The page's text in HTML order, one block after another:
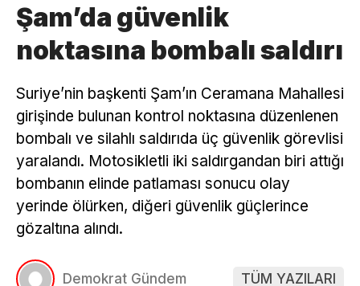
Şam’da güvenlik
noktasına bombalı saldırı
Suriye’nin başkenti Şam’ın Ceramana Mahallesi
girişinde bulunan kontrol noktasına düzenlenen
bombalı ve silahlı saldırıda üç güvenlik görevlisi
yaralandı. Motosikletli iki saldırgandan biri attığı
bombanın elinde patlaması sonucu olay
yerinde ölürken, diğeri güvenlik güçlerince
gözaltına alındı.
Demokrat Gündem TÜM YAZILARI